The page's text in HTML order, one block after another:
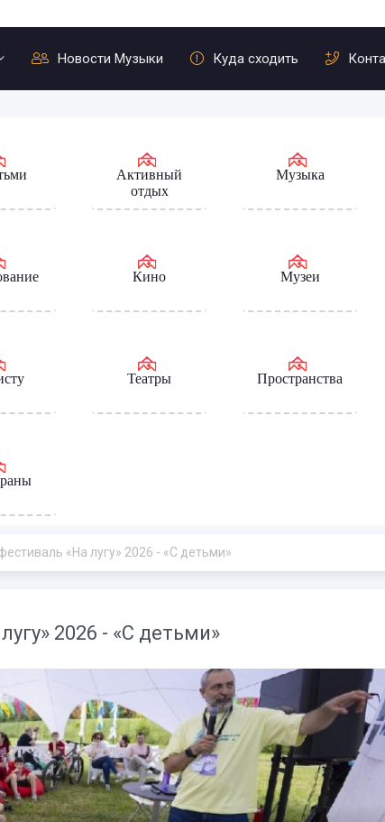
Новости Музыки Куда сходить
Активный
отдых
Музыка
Кино Музеи
Театры Пространства
«На лугу» 2026 - «С детьми»
2026 - «С детьми»